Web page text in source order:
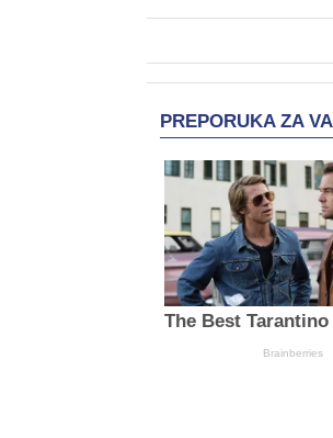
PREPORUKA ZA
The Best Tarantino
Brainberries